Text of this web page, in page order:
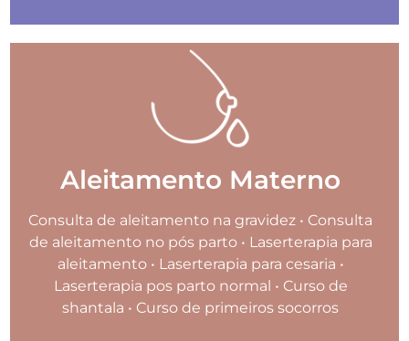
Aleitamento Materno
Consulta de aleitamento na gravidez • Consulta
de aleitamento no pós parto • Laserterapia para
aleitamento • Laserterapia para cesaria •
Laserterapia pos parto normal • Curso de
shantala • Curso de primeiros socorros